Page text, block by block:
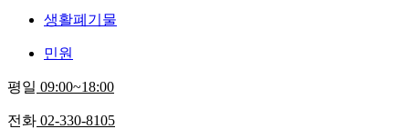
생활폐기물
민원
평일 09:00~18:00
전화 02-330-8105